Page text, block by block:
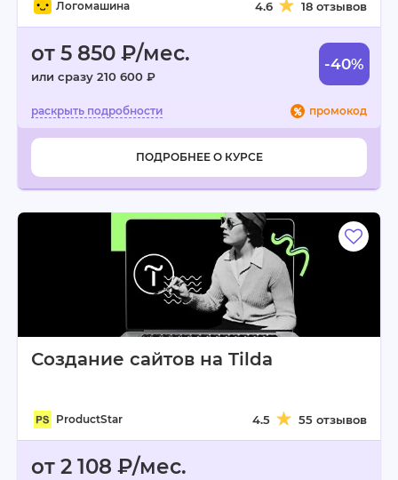
Логомашина 4.6 18 отзывов
от 5 850 ₽/мес.
или сразу 210 600 ₽
-40%
промокод
ПОДРОБНЕЕ О КУРСЕ
Создание сайтов на Tilda
ProductStar 4.5 55 отзывов
от 2 108 ₽/мес.